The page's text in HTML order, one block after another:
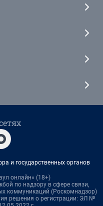
и государственных органов
онлайн» (18+)
по надзору в сфере связи,
коммуникаций (Роскомнадзор)
решения о регистрации: ЭЛ №